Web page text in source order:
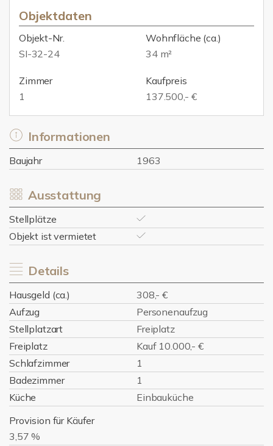
Objektdaten
Objekt-Nr.
SI-32-24
Wohnfläche (ca.)
34 m²
Zimmer
1
Kaufpreis
137.500,- €
Informationen
Baujahr 1963
Ausstattung
Stellplätze
Objekt ist vermietet
Details
Hausgeld (ca.)
308,- €
Aufzug
Personenaufzug
Stellplatzart
Freiplatz
Freiplatz
Kauf 10.000,- €
Schlafzimmer
1
Badezimmer
1
Küche
Einbauküche
Provision für Käufer
3,57 %